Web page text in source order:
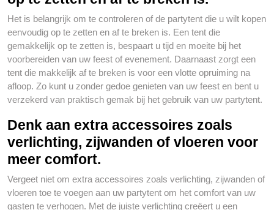
Het is belangrijk om te controleren of de partytent die u wilt kopen
eenvoudig op te zetten en af te breken is. Een tent die
gemakkelijk op te zetten is, bespaart u tijd en moeite bij het
voorbereiden van uw feest of evenement. Daarnaast zorgt een
tent die makkelijk af te breken is voor een vlotte opruiming na
afloop. Zo kunt u zonder gedoe genieten van uw feest en bent u
verzekerd van praktisch gemak bij het gebruik van uw partytent.
Denk aan extra accessoires zoals
verlichting, zijwanden of vloeren voor
meer comfort.
Vergeet niet om extra accessoires zoals verlichting, zijwanden of
vloeren toe te voegen aan uw partytent om het comfort van uw
gasten te verhogen. Met de juiste verlichting creëert u een